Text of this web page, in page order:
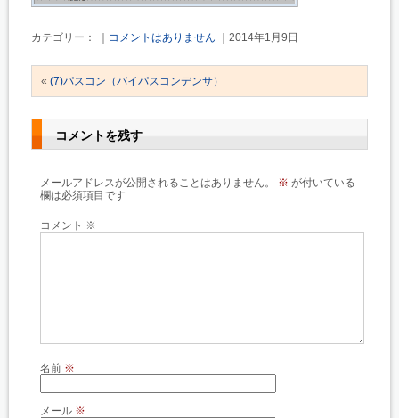
カテゴリー： ｜ コメントはありません ｜2014年1月9日
« (7)パスコン（バイパスコンデンサ）
コメントを残す
メールアドレスが公開されることはありません。 ※ が付いている
欄は必須項目です
コメント ※
名前 ※
メール ※